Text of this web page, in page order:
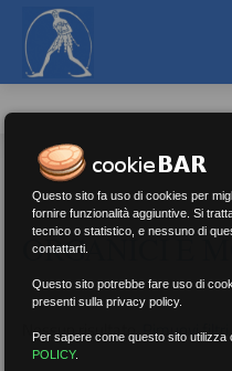
ORGANICI E
Nessun risultato.Rimuovi filtri
Questo sito fa uso di cookies per
fornire funzionalità aggiuntive. Si
tecnico o statistico, e nessuno di
contattarti.
Questo sito potrebbe fare uso di
presenti sulla privacy policy.
Per sapere come questo sito utilizza
POLICY.